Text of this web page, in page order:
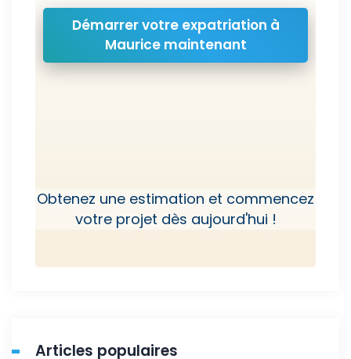
Démarrer votre expatriation à
Maurice maintenant
Obtenez une estimation et commencez
votre projet dès aujourd'hui !
Articles populaires